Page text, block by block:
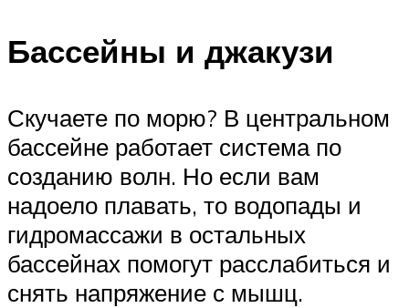
Бассейны и джакузи
Скучаете по морю? В центральном
бассейне работает система по
созданию волн. Но если вам
надоело плавать, то водопады и
гидромассажи в остальных
бассейнах помогут расслабиться и
снять напряжение с мышц.